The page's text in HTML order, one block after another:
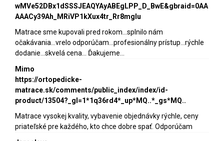
wMVe52DBx1dSSSJEAQYAyABEgLPP_D_BwE&gbraid=0AA
AAACy39Ah_MRiVP1kXux4tr_Rr8mgIu
Matrace sme kupovali pred rokom...splnilo nám
očakávania...vrelo odporúčam...profesionálny prístup...rýchle
dodanie...skvelá cena... Ďakujeme...
Mimo
https://ortopedicke-
matrace.sk/comments/public_index/index/id-
product/13504?_gl=1*1q36rd4*_up*MQ..*_gs*MQ..
Matrace vysokej kvality, vybavenie objednávky rýchle, ceny
priateľské pre každého, kto chce dobre spať. Odporúčam